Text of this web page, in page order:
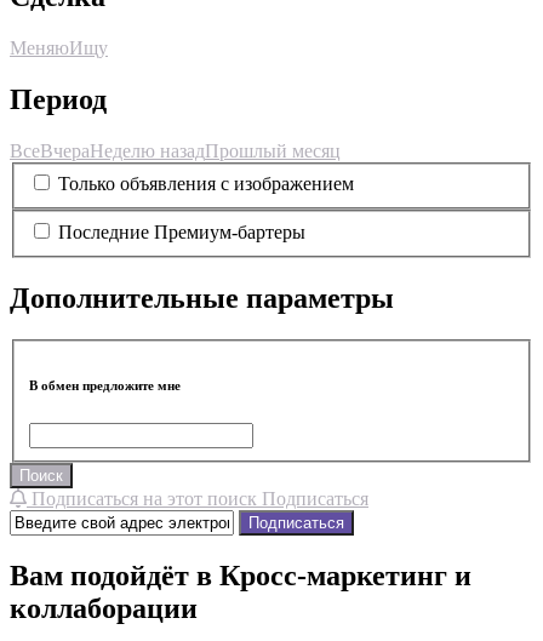
МеняюИщу
Период
ВсеВчераНеделю назадПрошлый месяц
Только объявления с изображением
Последние Премиум-бартеры
Дополнительные параметры
В обмен предложите мне
Поиск
Подписаться на этот поиск Подписаться
Подписаться
Вам подойдёт в Кросс-маркетинг и
коллаборации